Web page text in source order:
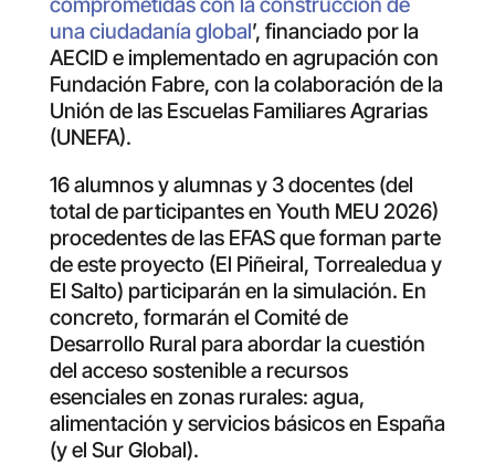
una ciudadanía global’, financiado por la
AECID e implementado en agrupación con
Fundación Fabre, con la colaboración de la
Unión de las Escuelas Familiares Agrarias
(UNEFA).
16 alumnos y alumnas y 3 docentes (del
total de participantes en Youth MEU 2026)
procedentes de las EFAS que forman parte
de este proyecto (El Piñeiral, Torrealedua y
El Salto) participarán en la simulación. En
concreto, formarán el Comité de
Desarrollo Rural para abordar la cuestión
del acceso sostenible a recursos
esenciales en zonas rurales: agua,
alimentación y servicios básicos en España
(y el Sur Global).